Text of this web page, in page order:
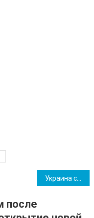
Украина стала худшей страной Восточной Европы по уровню благосостояния
после